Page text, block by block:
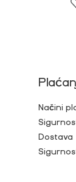
Načini
Dostava